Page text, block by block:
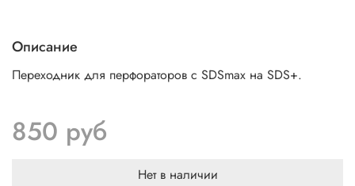
Описание
Переходник для перфораторов с SDSmax на SDS+.
850 руб
Нет в наличии